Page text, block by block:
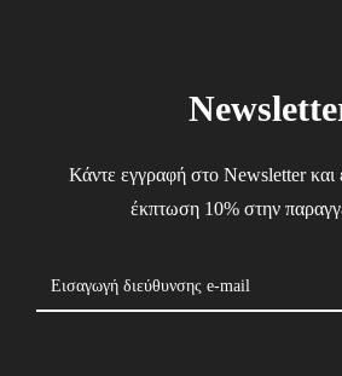
Κάντε εγγραφή στο Newsletter και
έκπτωση 10% στην